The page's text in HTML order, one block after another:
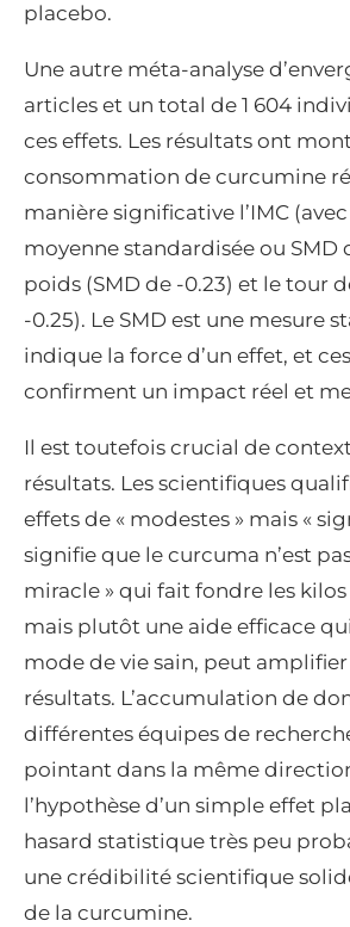
placebo.
Une autre méta-analyse
articles et un total de 1 604
ces effets. Les résultats ont
consommation de curcumine
manière significative l’IMC
moyenne standardisée ou SMD
poids (SMD de -0.23) et le tour
-0.25). Le SMD est une mesure
indique la force d’un effet, et
confirment un impact réel et
Il est toutefois crucial de
résultats. Les scientifiques
effets de « modestes » mais «
signifie que le curcuma n’est
miracle » qui fait fondre les kilos
mais plutôt une aide efficace
mode de vie sain, peut amplifier
résultats. L’accumulation de
différentes équipes de
pointant dans la même
l’hypothèse d’un simple effet
hasard statistique très peu
une crédibilité scientifique
de la curcumine.